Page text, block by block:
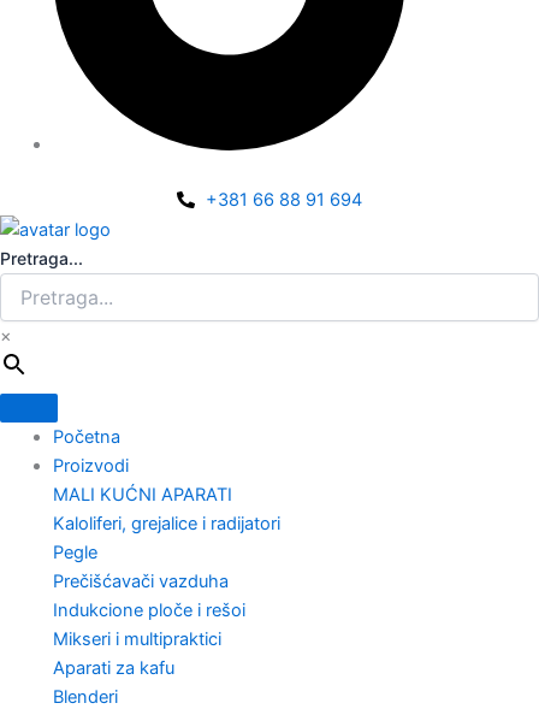
+381 66 88 91 694
Pretraga...
×
Početna
Proizvodi
MALI KUĆNI APARATI
Kaloliferi, grejalice i radijatori
Pegle
Prečišćavači vazduha
Indukcione ploče i rešoi
Mikseri i multipraktici
Aparati za kafu
Blenderi